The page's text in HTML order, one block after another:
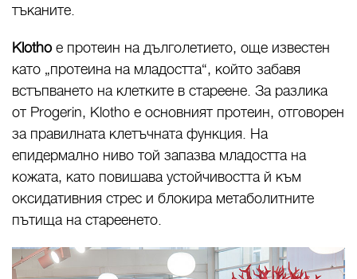
тъканите.
Klothoе протеин на дълголетието, още известен
като „протеина на младостта“, който забавя
встъпването на клетките в стареене. За разлика
от Progerin, Klotho е основният протеин, отговорен
за правилната клетъчната функция. На
епидермално ниво той запазва младостта на
кожата, като повишава устойчивостта й към
оксидативния стрес и блокира метаболитните
пътища на стареенето.